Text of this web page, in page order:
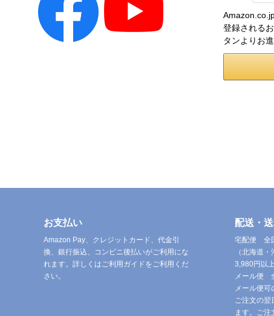
登録される
タンよりお
お支払い
Amazon Pay、クレジットカード、代金引
換、銀行振込、コンビニ後払いがご利用にな
れます。詳しくはご利用ガイドをご利用くだ
さい。
配送・
宅配便 全
（北海道
3,980円以
メール便
メール便可
ご注文の
ます。ご注